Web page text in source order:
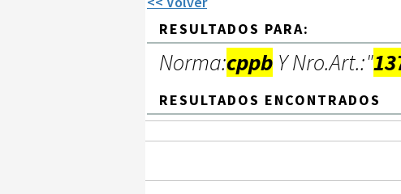
RESULTADOS PARA:
Norma:cppb Y Nro.Art.:"
RESULTADOS ENCONTRADOS